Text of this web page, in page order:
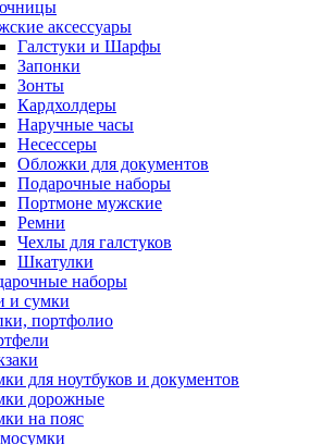
аксессуары
Галстуки и Шарфы
Запонки
Зонты
Кардхолдеры
Наручные часы
Несессеры
Обложки для документов
Подарочные наборы
Портмоне мужские
Ремни
Чехлы для галстуков
Шкатулки
наборы
и сумки
портфолио
для ноутбуков и документов
дорожные
на пояс